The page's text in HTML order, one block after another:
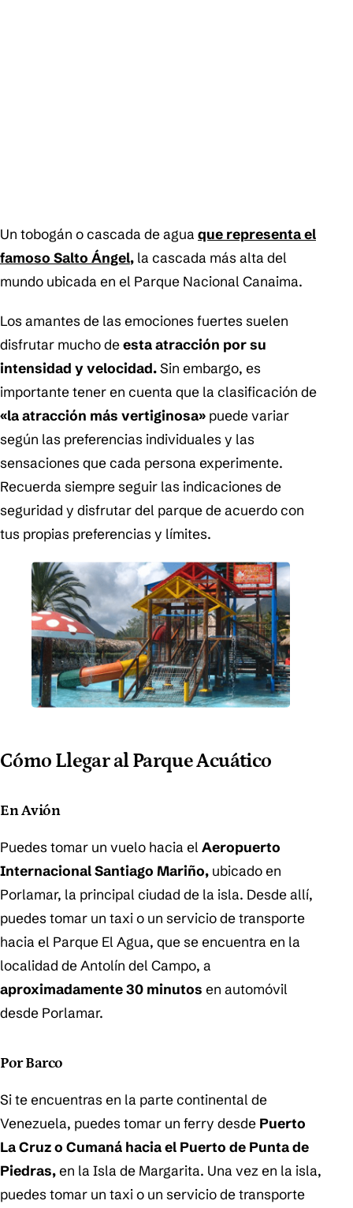
Un tobogán o cascada de agua que representa el
famoso Salto Ángel, la cascada más alta del
mundo ubicada en el Parque Nacional Canaima.
Los amantes de las emociones fuertes suelen
disfrutar mucho deesta atracción por su
intensidad y velocidad.Sin embargo, es
importante tener en cuenta que la clasificación de
«la atracción más vertiginosa» puede variar
según las preferencias individuales y las
sensaciones que cada persona experimente.
Recuerda siempre seguir las indicaciones de
seguridad y disfrutar del parque de acuerdo con
tus propias preferencias y límites.
Cómo Llegar al Parque Acuático
En Avión
Puedes tomar un vuelo hacia elAeropuerto
Internacional Santiago Mariño, ubicado en
Porlamar, la principal ciudad de la isla. Desde allí,
puedes tomar un taxi o un servicio de transporte
hacia el Parque El Agua, que se encuentra en la
localidad de Antolín del Campo, a
aproximadamente 30 minutos en automóvil
desde Porlamar.
Por Barco
Si te encuentras en la parte continental de
Venezuela, puedes tomar un ferry desde Puerto
La Cruz o Cumaná hacia el Puerto de Punta de
Piedras,en la Isla de Margarita. Una vez en la isla,
puedes tomar un taxi o un servicio de transporte